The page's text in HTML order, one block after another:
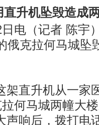
直升机坠毁造成
（记者 陈宇
俄克拉何马城坠
直升机从一家
何马城两幢大
声响后，拨打电